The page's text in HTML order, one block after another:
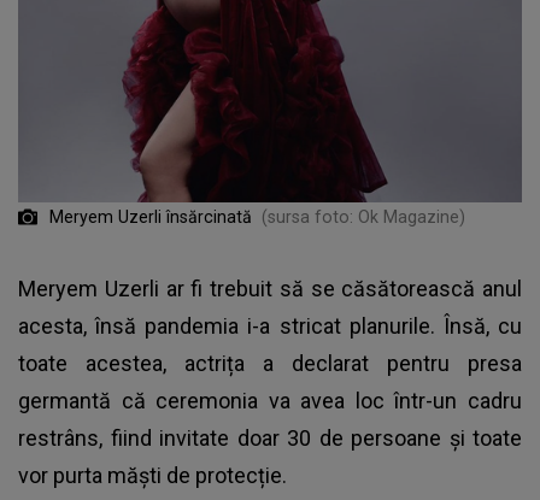
Meryem Uzerli însărcinată (sursa foto: Ok Magazine)
Meryem Uzerli ar fi trebuit să se căsătorească anul
acesta, însă pandemia i-a stricat planurile. Însă, cu
toate acestea, actrița a declarat pentru presa
germantă că ceremonia va avea loc într-un cadru
restrâns, fiind invitate doar 30 de persoane și toate
vor purta măști de protecție.